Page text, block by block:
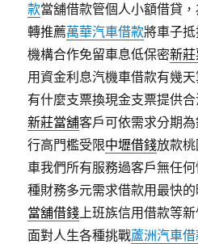
款當舖借款管個人小額借貸
轉推薦萬華汽車借款將車子
機構合作免留車息低保密新
用資金利息汽機車借款有幾
有什麼支票換現金支票提供
新莊當舖客戶可依需求分期
行高門檻受限中壢借錢放款
車我們所有服務過客戶無任
種財務多元需求借款用最快
當舖借錢上班族信用借款等
面對人生各種挑戰蘆洲汽車